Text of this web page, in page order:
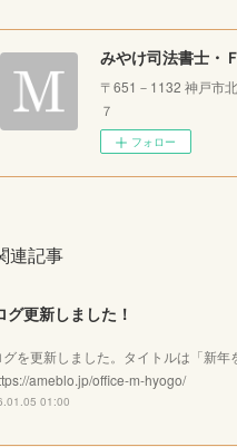
〒651－1132 神戸市
７
フォロー
連記事
グ更新しました！
グを更新しました。タイトルは「新
ameblo.jp/office-m-hyogo/
01:00